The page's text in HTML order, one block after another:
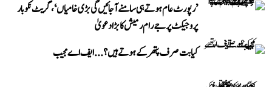
’رپورٹ عام ہوتے ہی سامنے آ جائیں گی بڑی خامیاں‘، گریٹ نکوبار
پروجیکٹ پر جے رام رمیش کا بڑا دعویٰ
کیا بت صرف پتھر کے ہوتے ہیں؟...ایف اے مجیب